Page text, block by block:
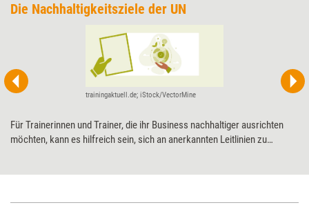
Die Nachhaltigkeitsziele der UN
trainingaktuell.de; iStock/VectorMine
Für Trainerinnen und Trainer, die ihr Business nachhaltiger ausrichten
möchten, kann es hilfreich sein, sich an anerkannten Leitlinien zu